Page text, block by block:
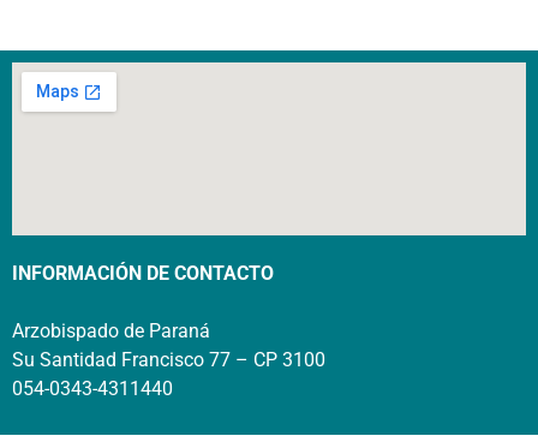
INFORMACIÓN DE CONTACTO
Arzobispado de Paraná
Su Santidad Francisco 77 – CP 3100
054-0343-4311440